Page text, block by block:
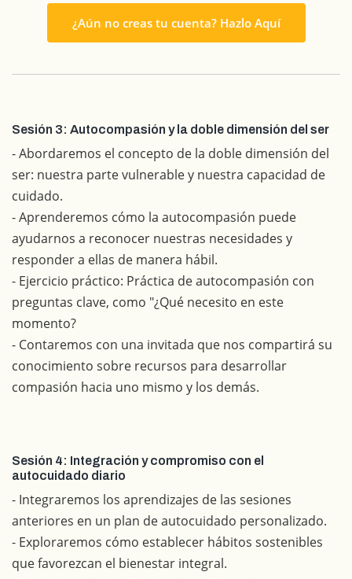
¿Aún no creas tu cuenta? Hazlo Aquí
Sesión 3: Autocompasión y la doble dimensión del ser
- Abordaremos el concepto de la doble dimensión del
ser: nuestra parte vulnerable y nuestra capacidad de
cuidado.
- Aprenderemos cómo la autocompasión puede
ayudarnos a reconocer nuestras necesidades y
responder a ellas de manera hábil.
- Ejercicio práctico: Práctica de autocompasión con
preguntas clave, como "¿Qué necesito en este
momento?
- Contaremos con una invitada que nos compartirá su
conocimiento sobre recursos para desarrollar
compasión hacia uno mismo y los demás.
Sesión 4: Integración y compromiso con el
autocuidado diario
- Integraremos los aprendizajes de las sesiones
anteriores en un plan de autocuidado personalizado.
- Exploraremos cómo establecer hábitos sostenibles
que favorezcan el bienestar integral.